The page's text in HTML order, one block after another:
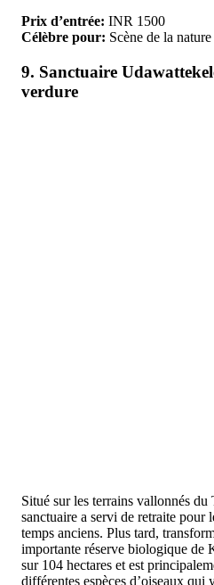
Prix d’entrée: INR 1500
Célèbre pour: Scène de la
9. Sanctuaire
verdure
Situé sur les terrains vallonnés
sanctuaire a servi de retraite pour
temps anciens. Plus tard,
importante réserve biologique de
sur 104 hectares et est
différentes espèces d’oiseaux